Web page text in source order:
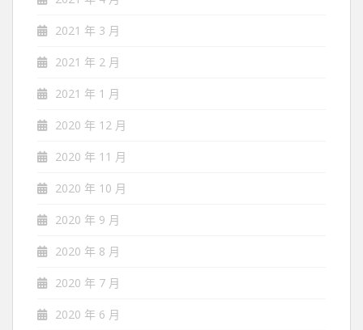
2021 年 3 月
2021 年 2 月
2021 年 1 月
2020 年 12 月
2020 年 11 月
2020 年 10 月
2020 年 9 月
2020 年 8 月
2020 年 7 月
2020 年 6 月